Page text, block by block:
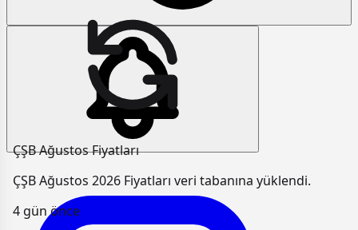
ÇŞB Ağustos Fiyatları
ÇŞB Ağustos 2026 Fiyatları veri tabanına yüklendi.
4 gün önce